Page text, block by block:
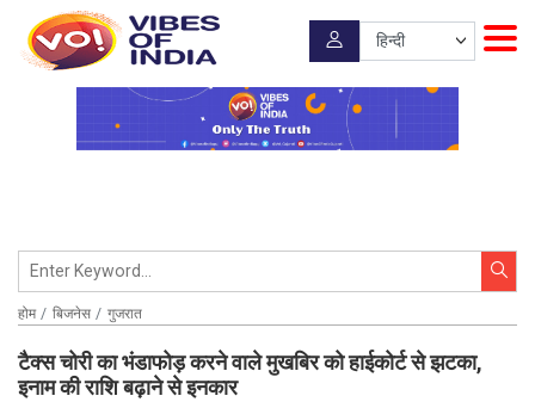
होम बिजनेस गुजरात
टैक्स चोरी का भंडाफोड़ करने वाले मुखबिर को हाईकोर्ट से झटका,
इनाम की राशि बढ़ाने से इनकार